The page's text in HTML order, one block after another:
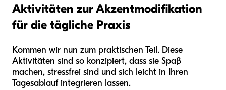
Aktivitäten zur Akzentmodifikation
für die tägliche Praxis
Kommen wir nun zum praktischen Teil. Diese
Aktivitäten sind so konzipiert, dass sie Spaß
machen, stressfrei sind und sich leicht in Ihren
Tagesablauf integrieren lassen.